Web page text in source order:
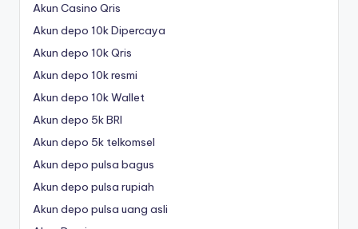
Akun Casino Qris
Akun depo 10k Dipercaya
Akun depo 10k Qris
Akun depo 10k resmi
Akun depo 10k Wallet
Akun depo 5k BRI
Akun depo 5k telkomsel
Akun depo pulsa bagus
Akun depo pulsa rupiah
Akun depo pulsa uang asli